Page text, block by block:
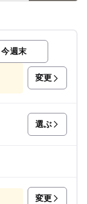
今週末
変更
選ぶ
変更